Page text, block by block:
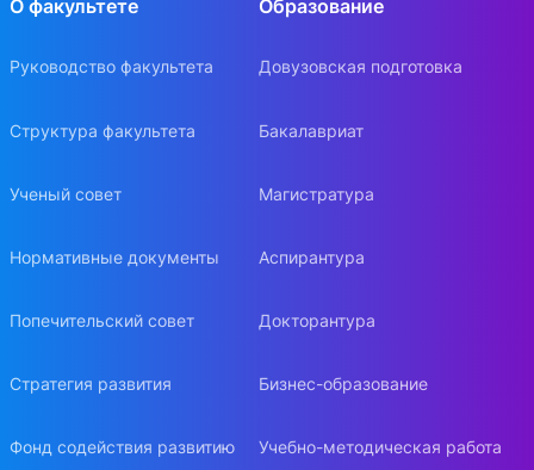
О факультете
Руководство факультета
Структура факультета
Ученый совет
Нормативные документы
Попечительский совет
Стратегия развития
Фонд содействия развитию
Образование
Довузовская подготовка
Бакалавриат
Магистратура
Аспирантура
Докторантура
Бизнес-образование
Учебно-методическая работа